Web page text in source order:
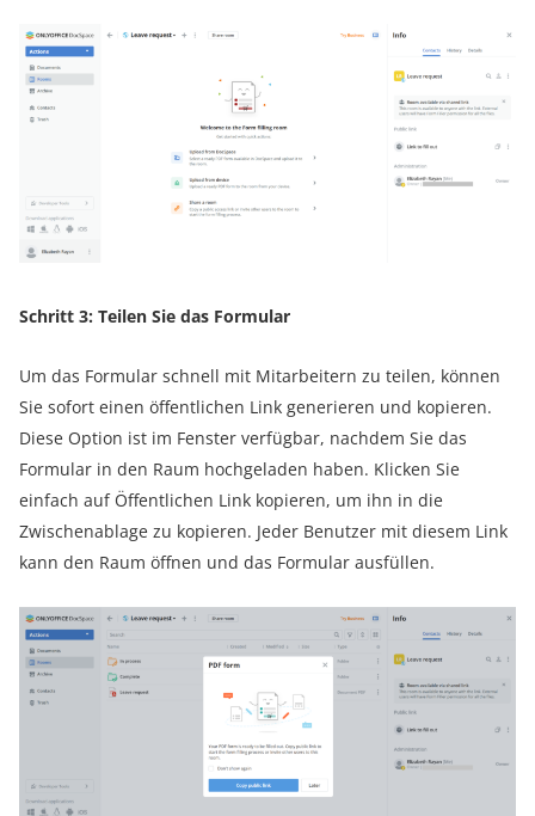
Schritt 3: Teilen Sie das Formular
Um das Formular schnell mit Mitarbeitern zu teilen, können
Sie sofort einen öffentlichen Link generieren und kopieren.
Diese Option ist im Fenster verfügbar, nachdem Sie das
Formular in den Raum hochgeladen haben. Klicken Sie
einfach auf Öffentlichen Link kopieren, um ihn in die
Zwischenablage zu kopieren. Jeder Benutzer mit diesem Link
kann den Raum öffnen und das Formular ausfüllen.